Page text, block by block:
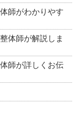
師がわかりやす
体師が解説しま
師が詳しくお伝